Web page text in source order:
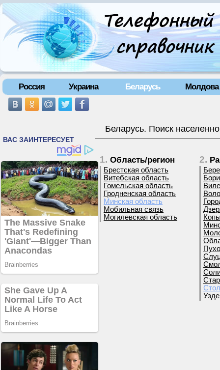
Россия Украина Беларусь Молдова
Беларусь. Поиск
1. Область/регион
Брестская область
Витебская область
Гомельская область
Гродненская область
Минская область
Мобильная связь
Могилевская область
2.